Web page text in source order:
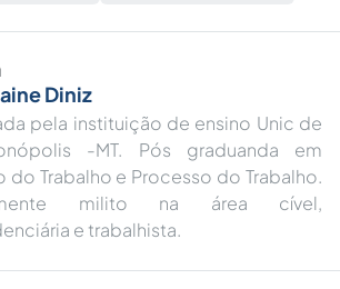
Diniz
pela instituição de ensino Unic de
-MT. Pós graduanda em
do Trabalho e Processo do Trabalho.
milito na área cível,
e trabalhista.